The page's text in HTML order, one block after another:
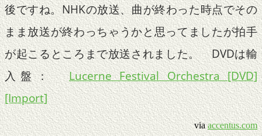
後ですね。NHKの放送、曲が終わった時点でその
まま放送が終わっちゃうかと思ってましたが拍手
が起こるところまで放送されました。 DVDは輸
入盤：Lucerne Festival Orchestra [DVD]
[Import]
viaaccentus.com